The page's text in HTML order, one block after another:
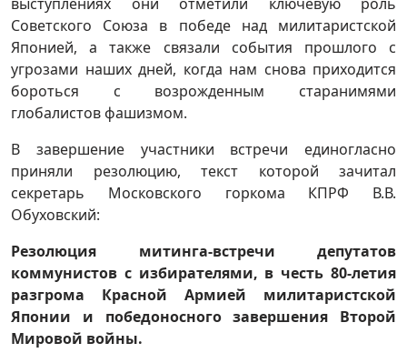
Советского Союза в победе над милитаристской
Японией, а также связали события прошлого с
угрозами наших дней, когда нам снова приходится
бороться с возрожденным старанимями
глобалистов фашизмом.
В завершение участники встречи единогласно
приняли резолюцию, текст которой зачитал
секретарь Московского горкома КПРФ В.В.
Обуховский:
Резолюция митинга-встречи депутатов
коммунистов с избирателями, в честь 80-летия
разгрома Красной Армией милитаристской
Японии и победоносного завершения Второй
Мировой войны.